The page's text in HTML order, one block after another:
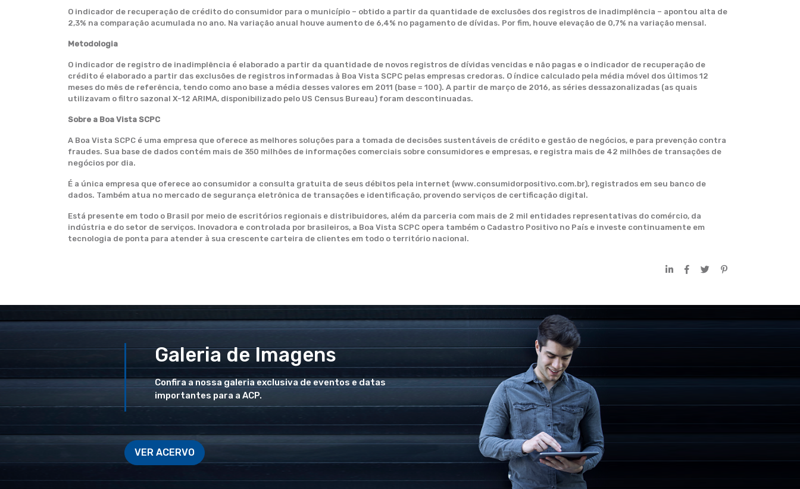
O indicador de recuperação de crédito do consumidor para o município – obtido a partir da quantidade de exclusões dos registros de inadimplência – apontou alta de
2,3% na comparação acumulada no ano. Na variação anual houve aumento de 6,4% no pagamento de dívidas. Por fim, houve elevação de 0,7% na variação mensal.
Metodologia
O indicador de registro de inadimplência é elaborado a partir da quantidade de novos registros de dívidas vencidas e não pagas e o indicador de recuperação de
crédito é elaborado a partir das exclusões de registros informadas à Boa Vista SCPC pelas empresas credoras. O índice calculado pela média móvel dos últimos 12
meses do mês de referência, tendo como ano base a média desses valores em 2011 (base = 100). A partir de março de 2016, as séries dessazonalizadas (as quais
utilizavam o filtro sazonal X-12 ARIMA, disponibilizado pelo US Census Bureau) foram descontinuadas.
Sobre a Boa Vista SCPC
A Boa Vista SCPC é uma empresa que oferece as melhores soluções para a tomada de decisões sustentáveis de crédito e gestão de negócios, e para prevenção contra
fraudes. Sua base de dados contém mais de 350 milhões de informações comerciais sobre consumidores e empresas, e registra mais de 42 milhões de transações de
negócios por dia.
É a única empresa que oferece ao consumidor a consulta gratuita de seus débitos pela internet (www.consumidorpositivo.com.br), registrados em seu banco de
dados. Também atua no mercado de segurança eletrônica de transações e identificação, provendo serviços de certificação digital.
Está presente em todo o Brasil por meio de escritórios regionais e distribuidores, além da parceria com mais de 2 mil entidades representativas do comércio, da
indústria e do setor de serviços. Inovadora e controlada por brasileiros, a Boa Vista SCPC opera também o Cadastro Positivo no País e investe continuamente em
tecnologia de ponta para atender à sua crescente carteira de clientes em todo o território nacional.
Galeria de Imagens
Confira a nossa galeria exclusiva de eventos e datas
importantes para a ACP.
VER ACERVO